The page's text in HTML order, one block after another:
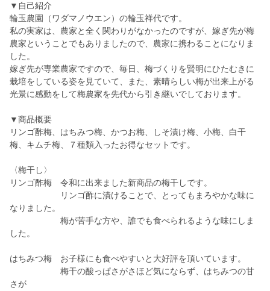
▼自己紹介
輪玉農園（ワダマノウエン）の輪玉祥代です。
私の実家は、農家と全く関わりがなかったのですが、嫁ぎ先が梅
農家ということでもありましたので、農家に携わることになりま
した。
嫁ぎ先が専業農家ですので、毎日、梅づくりを賢明にひたむきに
栽培をしている姿を見ていて、また、素晴らしい梅が出来上がる
光景に感動をして梅農家を先代から引き継いでしております。
▼商品概要
リンゴ酢梅、はちみつ梅、かつお梅、しそ漬け梅、小梅、白干
梅、キムチ梅、７種類入ったお得なセットです。
〈梅干し〉
リンゴ酢梅 令和に出来ました新商品の梅干しです。
リンゴ酢に漬けることで、とってもまろやかな味に
なりました。
梅が苦手な方や、誰でも食べられるような味にしま
した。
はちみつ梅 お子様にも食べやすいと大好評を頂いています。
梅干の酸っぱさがさほど気にならず、はちみつの甘
さが